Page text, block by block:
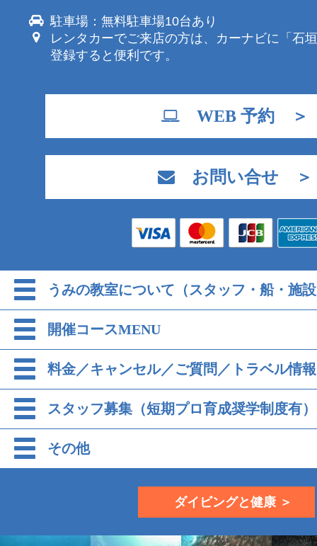
駐車場：無料駐車場10台あり
レンタカーでご来店の方は、カーナビに「石
登録すると便利です。
WEB 予約 ＞
お問い合せ ＞
うみの教室について（スタッフ・船・施
開催コースMENU
料金／キャンセル／ご質問／トラベル情報
スタッフ募集（短期プロ育成奨学制度有）
その他
ダイビングと健康 ＞